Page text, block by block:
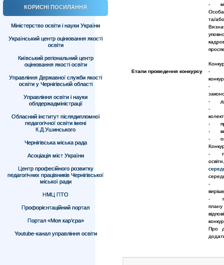
КОРИСНІ ПОСИЛАННЯ
Міністерство освіти і науки України
Український центр оцінювання якості
освіти
Київський регіональний центр
оцінювання якості освіти
Управління Державної служби якості
освіти у Чернігівській області
Управління освіти і науки
облдержадміністрації
Обласний інститут післядипломної
педагогічної освіти імені
К.Д.Ушинського
Чернігівська міська рада
Асоціація міст України
Центр професійного розвитку
педагогічних працівників Чернігівської
міської ради
НМЦ ПТО
Профорієнтаційний портал
Портал «Моя кар’єра»
Youtube-канал управління освіти
-
Особа
та/
Етапи проведення конкурсу
-
-
-
-
-
-
-
-
-
-
Про